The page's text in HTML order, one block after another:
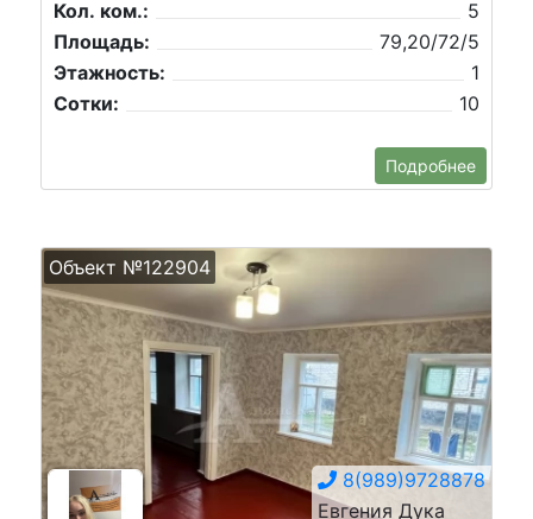
Кол. ком.:
5
Площадь:
79,20/72/5
Этажность:
1
Сотки:
10
Подробнее
Объект №122904
8(989)9728878
Евгения Дука